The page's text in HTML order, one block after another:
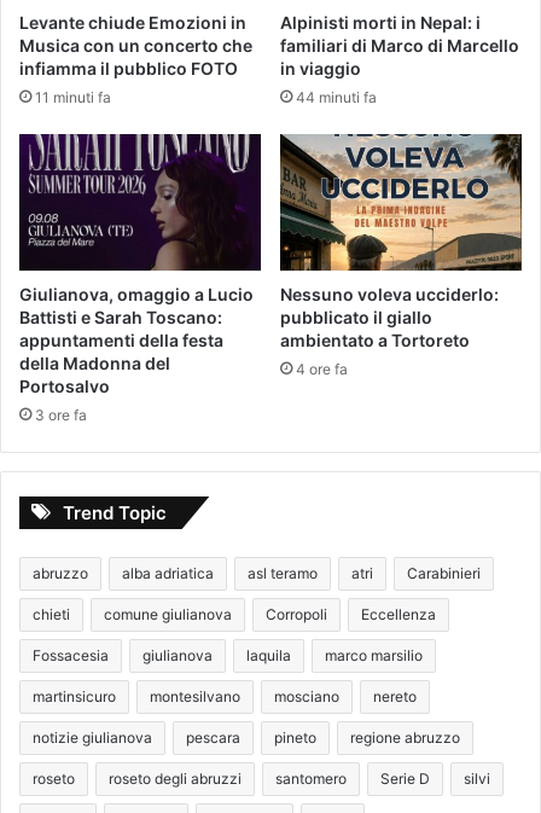
Levante chiude Emozioni in
Musica con un concerto che
infiamma il pubblico FOTO
11 minuti fa
Alpinisti morti in Nepal: i
familiari di Marco di Marcello
in viaggio
44 minuti fa
Giulianova, omaggio a Lucio
Battisti e Sarah Toscano:
appuntamenti della festa
della Madonna del
Portosalvo
3 ore fa
Nessuno voleva ucciderlo:
pubblicato il giallo
ambientato a Tortoreto
4 ore fa
Trend Topic
abruzzo alba adriatica asl teramo atri Carabinieri
chieti comune giulianova Corropoli Eccellenza
Fossacesia giulianova laquila marco marsilio
martinsicuro montesilvano mosciano nereto
notizie giulianova pescara pineto regione abruzzo
roseto roseto degli abruzzi santomero Serie D silvi